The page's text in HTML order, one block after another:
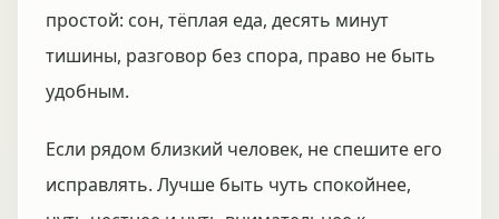
простой: сон, тёплая еда, десять минут
тишины, разговор без спора, право не быть
удобным.
Если рядом близкий человек, не спешите его
исправлять. Лучше быть чуть спокойнее,